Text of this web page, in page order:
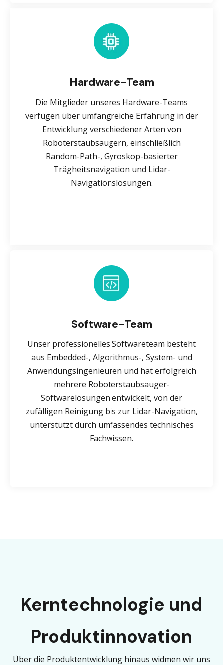
Hardware-Team
Die Mitglieder unseres Hardware-Teams
verfügen über umfangreiche Erfahrung in der
Entwicklung verschiedener Arten von
Roboterstaubsaugern, einschließlich
Random-Path-, Gyroskop-basierter
Trägheitsnavigation und Lidar-
Navigationslösungen.
Software-Team
Unser professionelles Softwareteam besteht
aus Embedded-, Algorithmus-, System- und
Anwendungsingenieuren und hat erfolgreich
mehrere Roboterstaubsauger-
Softwarelösungen entwickelt, von der
zufälligen Reinigung bis zur Lidar-Navigation,
unterstützt durch umfassendes technisches
Fachwissen.
Kerntechnologie und
Produktinnovation
Über die Produktentwicklung hinaus widmen wir uns